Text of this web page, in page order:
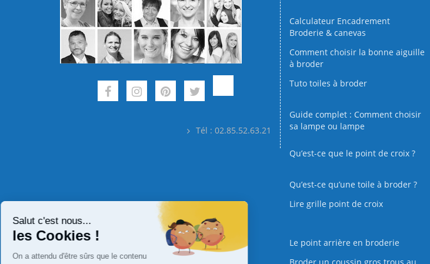
Tél : 02.85.52.63.21
Calculateur Encadrement
Broderie & canevas
Comment choisir la bonne aiguille
à broder
Tuto toiles à broder
Guide complet : Comment choisir
sa lampe ou lampe
Qu’est-ce que le point de croix ?
Qu’est‑ce qu’une toile à broder ?
Lire grille point de croix
Le point arrière en broderie